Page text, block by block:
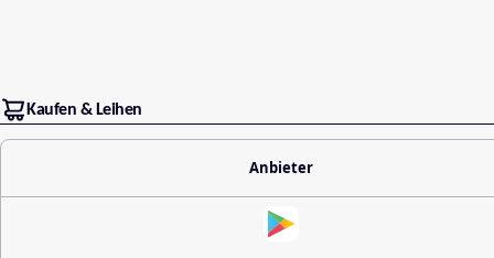
Kaufen & Leihen
Anbieter